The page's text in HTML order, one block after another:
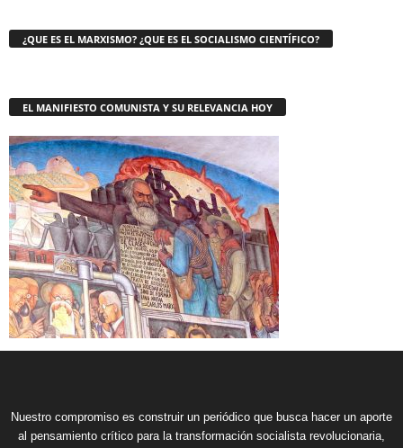
¿QUE ES EL MARXISMO? ¿QUE ES EL SOCIALISMO CIENTÍFICO?
EL MANIFIESTO COMUNISTA Y SU RELEVANCIA HOY
Nuestro compromiso es construir un periódico que busca hacer un aporte
al pensamiento crítico para la transformación socialista revolucionaria,